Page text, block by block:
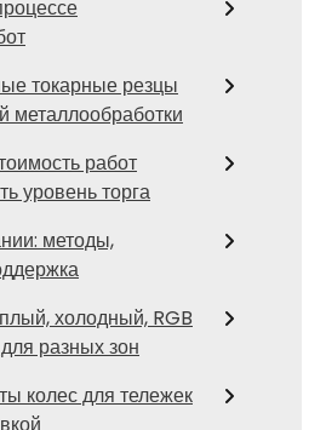
токарные резцы
металлообработки
работ
уровень торга
методы,
холодный, RGB
разных зон
колес для тележек